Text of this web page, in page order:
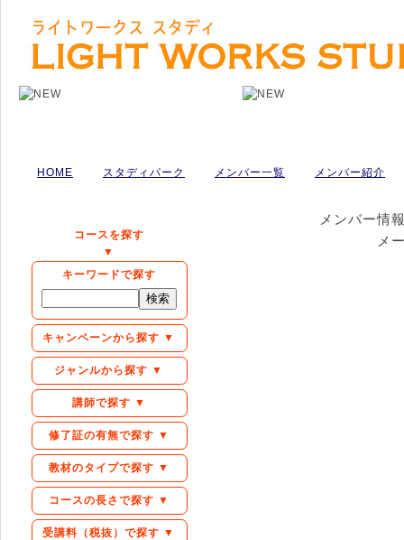
HOME スタディパーク メンバー一覧 メンバー紹介
コースを探す
▼
キーワードで探す
キャンペーンから探す ▼
ジャンルから探す ▼
講師で探す ▼
修了証の有無で探す ▼
教材のタイプで探す ▼
コースの長さで探す ▼
受講料（税抜）で探す ▼
メンバー情
メ